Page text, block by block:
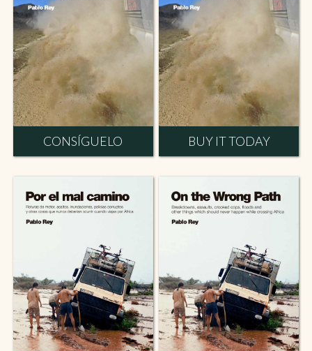
CONSÍGUELO BUY IT TODAY